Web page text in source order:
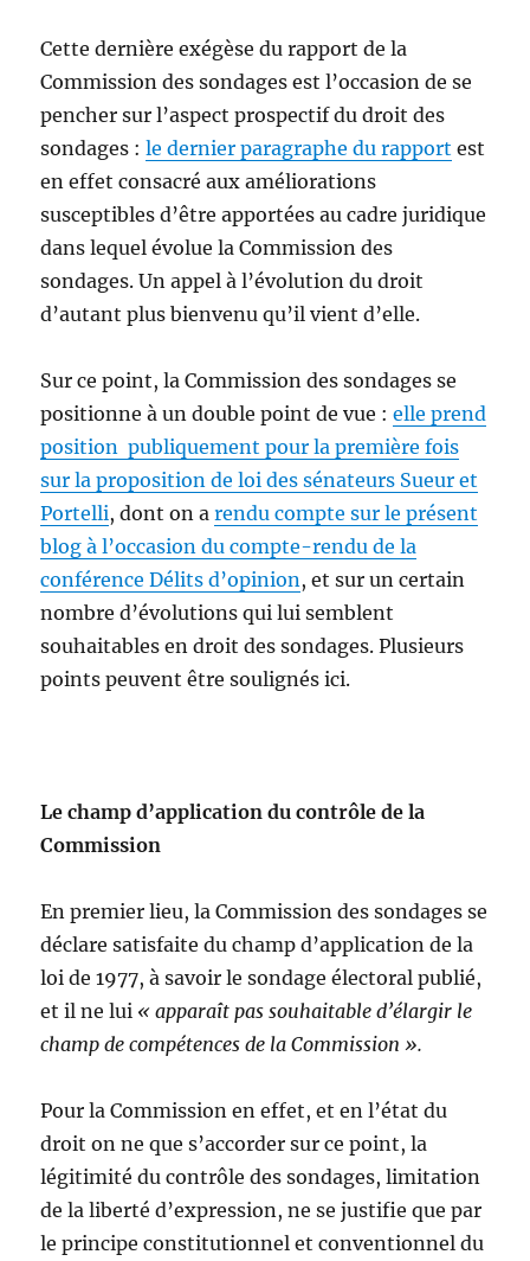
Cette dernière exégèse du rapport de la
Commission des sondages est l’occasion de se
pencher sur l’aspect prospectif du droit des
sondages :le dernier paragraphe du rapport est
en effet consacré aux améliorations
susceptibles d’être apportées au cadre juridique
dans lequel évolue la Commission des
sondages. Un appel à l’évolution du droit
d’autant plus bienvenu qu’il vient d’elle.
Sur ce point, la Commission des sondages se
positionne à un double point de vue :elle prend
position publiquement pour la première fois
sur la proposition de loi des sénateurs Sueur et
Portelli, dont on arendu compte sur le présent
blog à l’occasion du compte-rendu de la
conférence Délits d’opinion, et sur un certain
nombre d’évolutions qui lui semblent
souhaitables en droit des sondages. Plusieurs
points peuvent être soulignés ici.
Le champ d’application du contrôle de la
Commission
En premier lieu, la Commission des sondages se
déclare satisfaite du champ d’application de la
loi de 1977, à savoir le sondage électoral publié,
et il ne lui « apparaît pas souhaitable d’élargir le
champ de compétences de la Commission ».
Pour la Commission en effet, et en l’état du
droit on ne que s’accorder sur ce point, la
légitimité du contrôle des sondages, limitation
de la liberté d’expression, ne se justifie que par
le principe constitutionnel et conventionnel du